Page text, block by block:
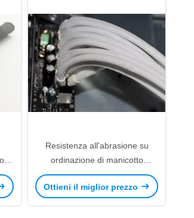
Resistenza all'abrasione su
ordinazione di manicotto
intrecciata elettrica estensibile di
estremo di dimensione
Ottieni il miglior prezzo